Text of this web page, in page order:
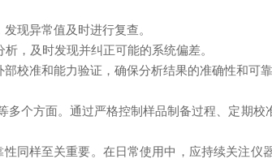
现异常值及时进行复查。
，及时发现并纠正可能的系统偏差。
准和能力验证，确保分析结果的准确性和可靠
方面。通过严格控制样品制备过程、定期校
样至关重要。在日常使用中，应持续关注仪